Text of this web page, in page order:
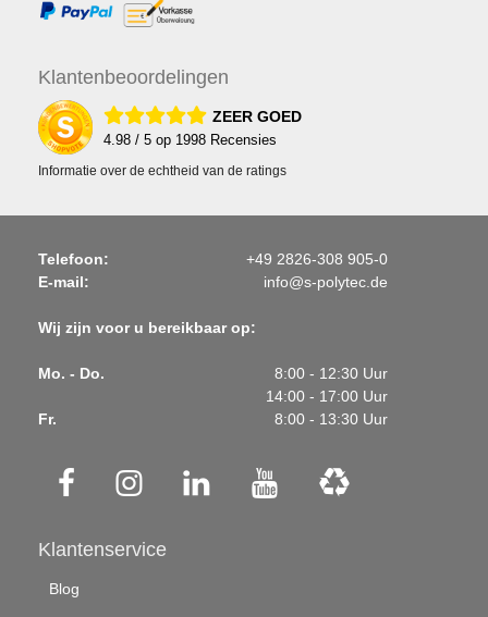
Klantenbeoordelingen
ZEER GOED
4.98 / 5 op 1998 Recensies
Informatie over de echtheid van de ratings
Telefoon:
+49 2826-308 905-0
E-mail:
info@s-polytec.de
Wij zijn voor u bereikbaar op:
Mo. - Do.
8:00 - 12:30 Uur
14:00 - 17:00 Uur
Fr.
8:00 - 13:30 Uur
Klantenservice
Blog